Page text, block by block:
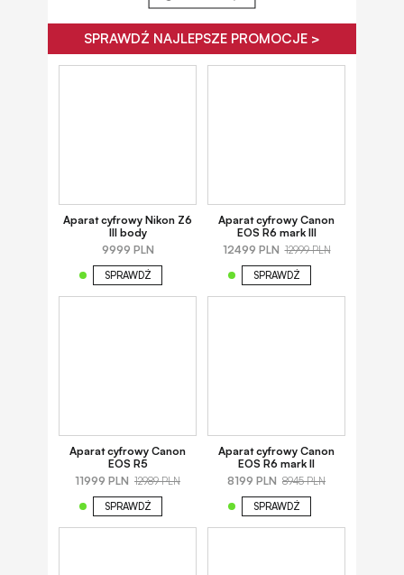
SPRAWDŹ NAJLEPSZE PROMOCJE >
Aparat cyfrowy Nikon Z6
III body
9999 PLN
SPRAWDŹ
Aparat cyfrowy Canon
EOS R6 mark III
12499 PLN 12999 PLN
SPRAWDŹ
Aparat cyfrowy Canon
EOS R5
11999 PLN 12989 PLN
SPRAWDŹ
Aparat cyfrowy Canon
EOS R6 mark II
8199 PLN 8945 PLN
SPRAWDŹ